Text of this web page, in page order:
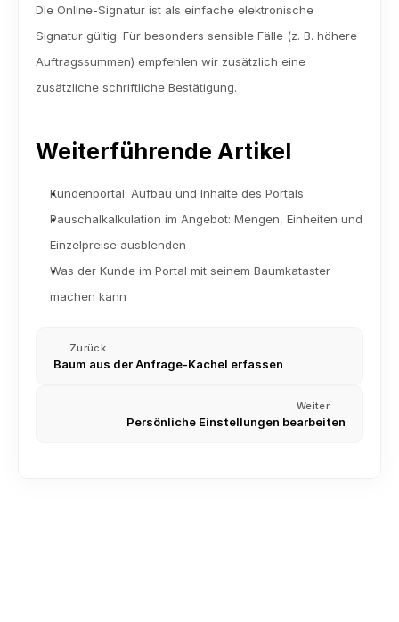
Die Online-Signatur ist als einfache elektronische
Signatur gültig. Für besonders sensible Fälle (z. B. höhere
Auftragssummen) empfehlen wir zusätzlich eine
zusätzliche schriftliche Bestätigung.
Weiterführende Artikel
Kundenportal: Aufbau und Inhalte des Portals
Pauschalkalkulation im Angebot: Mengen, Einheiten und
Einzelpreise ausblenden
Was der Kunde im Portal mit seinem Baumkataster
machen kann
Zurück
Baum aus der Anfrage-Kachel erfassen
Weiter
Persönliche Einstellungen bearbeiten